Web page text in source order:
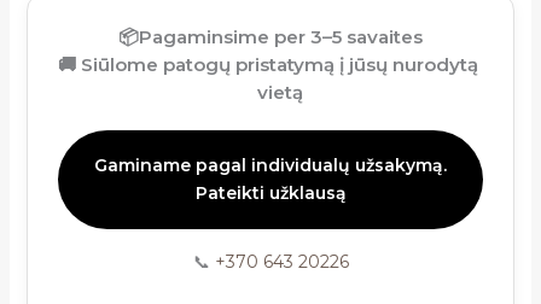
📦Pagaminsime per 3–5 savaites
🚚 Siūlome patogų pristatymą į jūsų nurodytą
vietą
Gaminame pagal individualų užsakymą.
Pateikti užklausą
📞 +370 643 20226